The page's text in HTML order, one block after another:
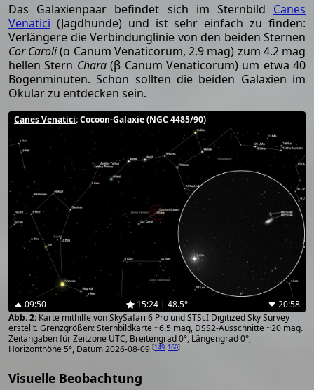
Das Galaxienpaar befindet sich im Sternbild Canes
Venatici (Jagdhunde) und ist sehr einfach zu finden:
Verlängere die Verbindunglinie von den beiden Sternen
Cor Caroli(α Canum Venaticorum, 2.9 mag) zum 4.2 mag
hellen Stern Chara(β Canum Venaticorum) um etwa 40
Bogenminuten. Schon sollten die beiden Galaxien im
Okular zu entdecken sein.
Canes Venatici: Cocoon-Galaxie (NGC 4485/90)
09:50 15:24 | 48.5°
20:58
Karte mithilfe von SkySafari 6 Pro und STScI Digitized Sky Survey
erstellt. Grenzgrößen: Sternbildkarte ~6.5 mag, DSS2-Ausschnitte ~20 mag.
Zeitangaben für Zeitzone UTC, Breitengrad 0°, Längengrad 0°,
Horizonthöhe 5°, Datum 2026-08-09 [149 160]
Visuelle Beobachtung